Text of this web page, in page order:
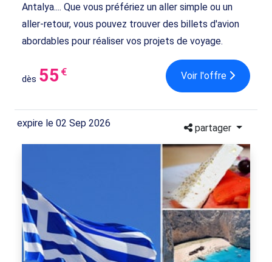
Antalya.... Que vous préfériez un aller simple ou un
aller-retour, vous pouvez trouver des billets d'avion
abordables pour réaliser vos projets de voyage.
dès 55 € Voir l'offre
expire le 02 Sep 2026 partager